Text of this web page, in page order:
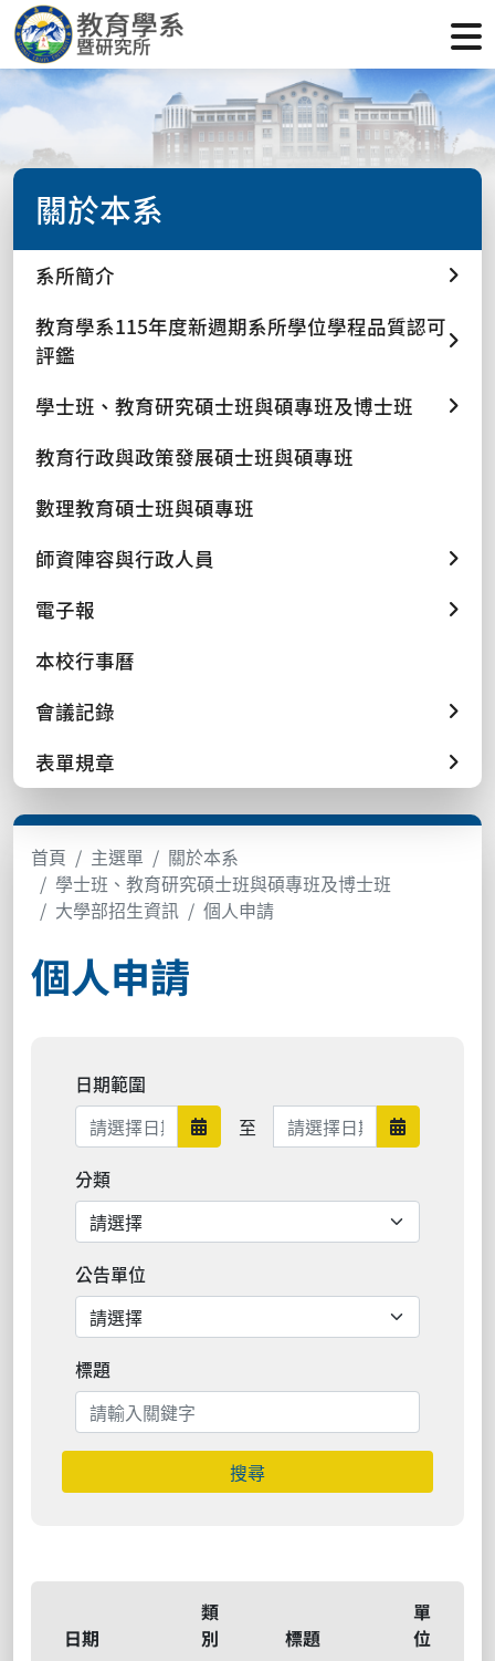
關於本系
系所簡介
教育學系115年度新週期系所學位學程品質認可
評鑑
學士班、教育研究碩士班與碩專班及博士班
教育行政與政策發展碩士班與碩專班
數理教育碩士班與碩專班
師資陣容與行政人員
電子報
本校行事曆
會議記錄
表單規章
首頁 主選單
關於本系
學士班、教育研究碩士班與碩專班及博士班
大學部招生資訊
個人申請
個人申請
日期範圍
日期範圍開始
至 日期範圍結束 日期範圍
分類
公告單位
標題
搜尋
日期
類
別
標題
單
位